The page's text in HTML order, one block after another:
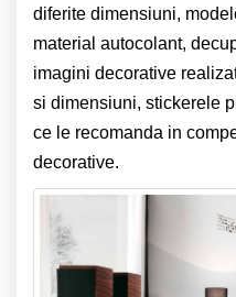
diferite dimensiuni,
material autocolant,
imagini decorative
si dimensiuni, stickerele
ce le recomanda in
decorative.